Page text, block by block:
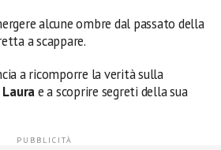
alcune ombre dal passato della
a scappare.
a ricomporre la verità sulla
Laurae a scoprire segreti della sua